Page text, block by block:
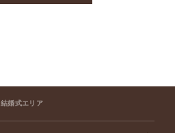
結婚式エリア